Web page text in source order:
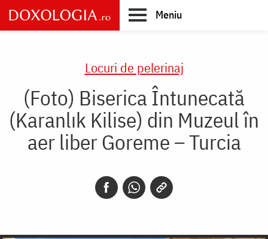
Skip
to
main
Meniu
Locuri de pelerinaj
(Foto) Biserica Întunecată
(Karanlık Kilise) din Muzeul în
aer liber Goreme – Turcia